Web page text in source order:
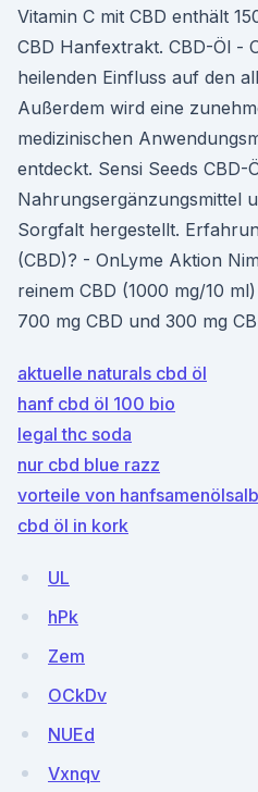
Vitamin C mit CBD enthält
CBD Hanfextrakt. CBD-Öl -
heilenden Einfluss auf den
Außerdem wird eine
medizinischen
entdeckt. Sensi Seeds CBD-
Nahrungsergänzungsmittel
Sorgfalt hergestellt.
(CBD)? - OnLyme Aktion
reinem CBD (1000 mg/10
700 mg CBD und 300 mg
aktuelle naturals cbd öl
hanf cbd öl 100 bio
legal thc soda
nur cbd blue razz
vorteile von
cbd öl in kork
UL
hPk
Zem
OCkDv
NUEd
Vxnqv